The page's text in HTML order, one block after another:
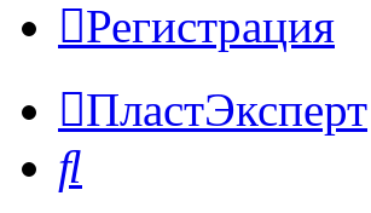
Регистрация
ПластЭксперт